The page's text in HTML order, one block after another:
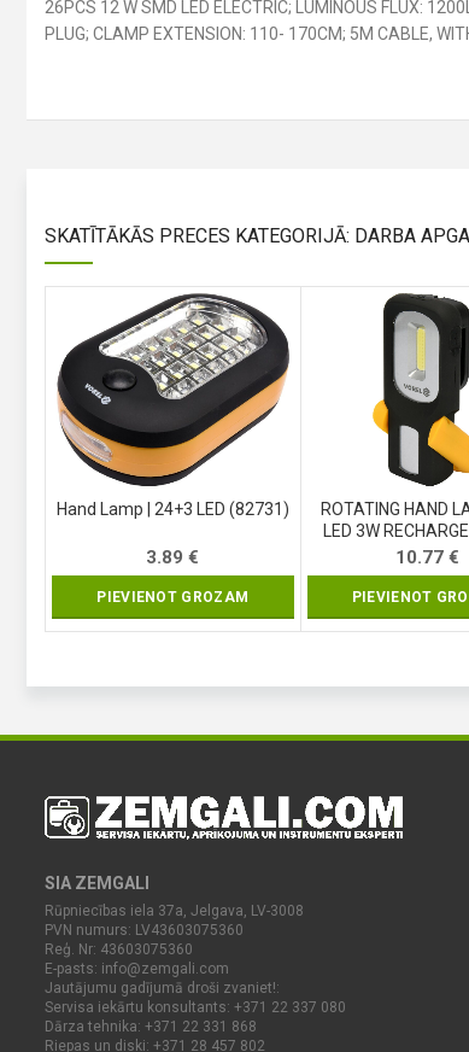
26PCS 12 W SMD LED ELECTRIC; LUMINOUS FLUX:
PLUG; CLAMP EXTENSION: 110- 170CM; 5M CABLE,
SKATĪTĀKĀS PRECES KATEGORIJĀ: DARBA
Hand Lamp | 24+3 LED (82731)
3.89€
PIEVIENOT GROZAM
ROTATING HAND
LED 3W
10.77€
PIEVIENOT
SIA ZEMGALI
Rūpniecības iela 37a, Jelgava, LV-3008
PVN numurs: LV43603075360
Reģ. Nr: 43603075360
E-pasts: info@zemgali.com
Jautājumu gadījumā droši zvaniet!:
Servisa iekārtu konsultants: +371 22 337 080
Dārza tehnika: +371 22 331 868
Riepas un diski: +371 28 457 802